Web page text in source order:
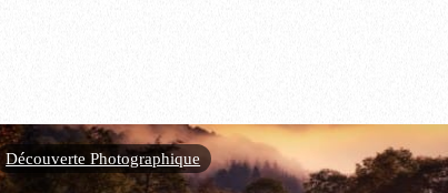
Découverte Photographique